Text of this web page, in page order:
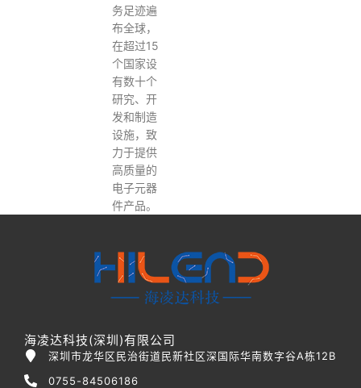
务足迹遍
布全球，
在超过15
个国家设
有数十个
研究、开
发和制造
设施，致
力于提供
高质量的
电子元器
件产品‌。
海凌达科技(深圳)有限公司
深圳市龙华区民治街道民新社区深国际华南数字谷A栋12B
0755-84506186